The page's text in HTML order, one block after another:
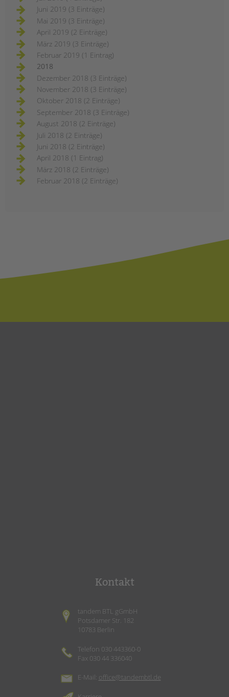
Juni 2019 (3 Einträge)
Mai 2019 (3 Einträge)
April 2019 (2 Einträge)
März 2019 (3 Einträge)
Februar 2019 (1 Eintrag)
2018
Dezember 2018 (3 Einträge)
November 2018 (3 Einträge)
Oktober 2018 (2 Einträge)
September 2018 (3 Einträge)
August 2018 (2 Einträge)
Juli 2018 (2 Einträge)
Juni 2018 (2 Einträge)
April 2018 (1 Eintrag)
März 2018 (2 Einträge)
Februar 2018 (2 Einträge)
Kontakt
tandem BTL gGmbH
Potsdamer Str. 182
10783 Berlin
Telefon 030 443360-0
Fax 030 44 336040
E-Mail: office@tandembtl.de